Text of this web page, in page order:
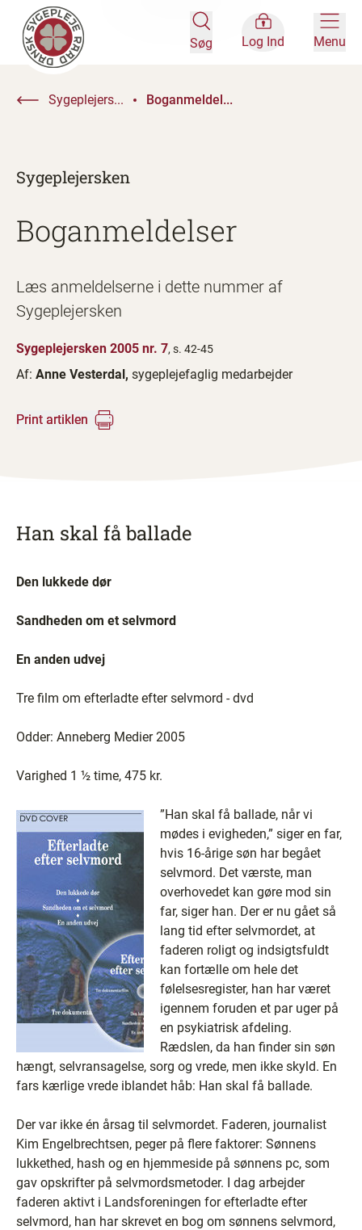
Søg Log Ind Menu
Sygeplejers... Boganmeldel...
Sygeplejersken
Boganmeldelser
Læs anmeldelserne i dette nummer af
Sygeplejersken
Sygeplejersken 2005 nr. 7, s. 42-45
Af: Anne Vesterdal, sygeplejefaglig medarbejder
Print artiklen
Han skal få ballade
Den lukkede dør
Sandheden om et selvmord
En anden udvej
Tre film om efterladte efter selvmord - dvd
Odder: Anneberg Medier 2005
Varighed 1 ½ time, 475 kr.
”Han skal få ballade, når vi
mødes i evigheden,” siger en far,
hvis 16-årige søn har begået
selvmord. Det værste, man
overhovedet kan gøre mod sin
far, siger han. Der er nu gået så
lang tid efter selvmordet, at
faderen roligt og indsigtsfuldt
kan fortælle om hele det
følelsesregister, han har været
igennem foruden et par uger på
en psykiatrisk afdeling.
Rædslen, da han finder sin søn
hængt, selvransagelse, sorg og vrede, men ikke skyld. En
fars kærlige vrede iblandet håb: Han skal få ballade.
Der var ikke én årsag til selvmordet. Faderen, journalist
Kim Engelbrechtsen, peger på flere faktorer: Sønnens
lukkethed, hash og en hjemmeside på sønnens pc, som
gav opskrifter på selvmordsmetoder. I dag arbejder
faderen aktivt i Landsforeningen for efterladte efter
selvmord, han har skrevet en bog om sønnens selvmord,